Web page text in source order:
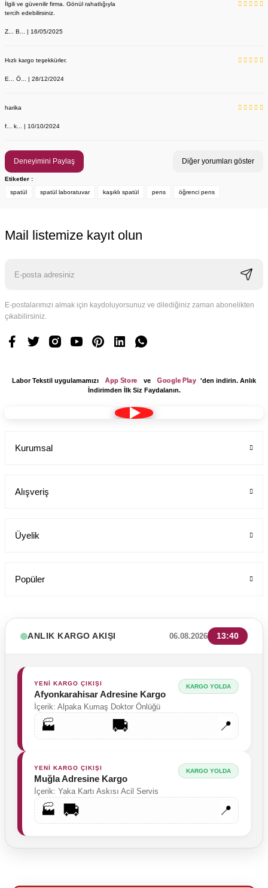
Labor Medikal Tekstil
749,00 TL
799,00 TL
Pens Laboratuvar Malzemesi
Labor Medikal Tekstil
90,00 TL
İlgili ve güvenilir firma. Gönül rahatlığıyla
tercih edebilirsiniz.
Z... B... | 16/05/2025
Hızlı kargo teşekkürler.
E... Ö... | 28/12/2024
harika
f... k... | 10/10/2024
Deneyimini Paylaş Diğer yorumları göster
Etiketler :
spatül
spatül laboratuvar kaşıklı spatül pens öğrenci pens
Mail listemize kayıt olun
E-postalarımızı almak için kaydoluyorsunuz ve dilediğiniz zaman abonelikten
çıkabilirsiniz.
Labor Tekstil uygulamamızı App Store ve Google Play 'den indirin. Anlık
İndirimden İlk Siz Faydalanın.
Kurumsal
Alışveriş
Üyelik
Popüler
ANLIK KARGO AKIŞI 06.08.2026 13:40
YENİ KARGO ÇIKIŞI
Afyonkarahisar Adresine Kargo
İçerik: Alpaka Kumaş Doktor Önlüğü
KARGO YOLDA
🏭 🚚 📍
YENİ KARGO ÇIKIŞI
Muğla Adresine Kargo
İçerik: Yaka Kartı Askısı Acil Servis
KARGO YOLDA
🏭 🚚 📍